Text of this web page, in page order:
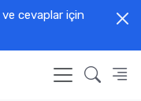
cevaplar için